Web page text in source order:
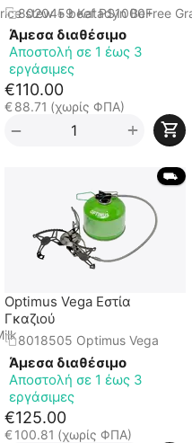
stew + beef PS1000+
8020459 Katadyn BeFree
Άμεσα διαθέσιμο
Αποστολή σε 1 έως 3
εργάσιμες
€110.00
€88.71 (χωρίς ΦΠΑ)
+
−
⛟
Optimus Vega Εστία
Γκαζιού
8018505 Optimus Vega
Άμεσα διαθέσιμο
Αποστολή σε 1 έως 3
εργάσιμες
€125.00
€100.81 (χωρίς ΦΠΑ)